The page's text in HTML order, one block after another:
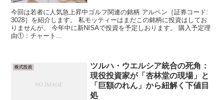
今回は若者に人気急上昇中ゴルフ関連の銘柄 アルペン［証券コード:
3028］を紹介します。 私モッティーはまだこの銘柄に投資はしてお
りませんが、 今年中に新NISAで投資を予定しおります。 購入予定理
由①：チャート...
株式投資
ツルハ・ウエルシア統合の死角：
現役投資家が「杏林堂の現場」と
「巨額のれん」から紐解く下値目
処